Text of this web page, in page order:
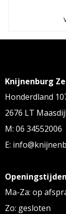
Knijnenburg
Honderdland
2676 LT
M: 06 34552006
E:
Openingstijden
Ma-Za: op
Zo: gesloten